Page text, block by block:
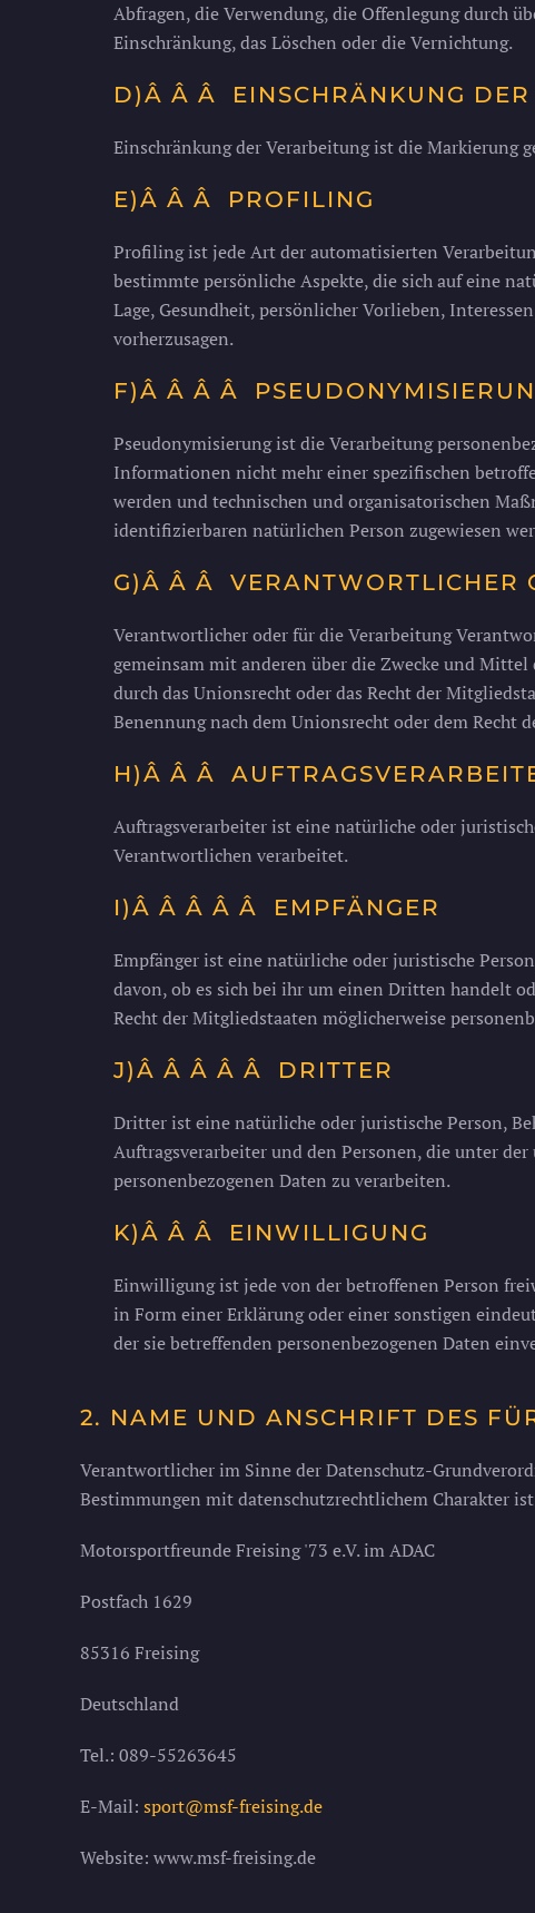
Abfragen, die Verwendung, die Offenlegung durch
Einschränkung, das Löschen oder die Vernichtung.
D)Â Â Â EINSCHRÄNKUNG DER
Einschränkung der Verarbeitung ist die Markierung
E)Â Â Â PROFILING
Profiling ist jede Art der automatisierten
bestimmte persönliche Aspekte, die sich auf eine
Lage, Gesundheit, persönlicher Vorlieben,
vorherzusagen.
F)Â Â Â Â
Pseudonymisierung ist die Verarbeitung
Informationen nicht mehr einer spezifischen
werden und technischen und organisatorischen
identifizierbaren natürlichen Person zugewiesen
G)Â Â Â VERANTWORTLICHER
Verantwortlicher oder für die Verarbeitung
gemeinsam mit anderen über die Zwecke und
durch das Unionsrecht oder das Recht der
Benennung nach dem Unionsrecht oder dem Recht
H)Â Â Â
Auftragsverarbeiter ist eine natürliche oder
Verantwortlichen verarbeitet.
I)Â Â Â Â Â EMPFÄNGER
Empfänger ist eine natürliche oder juristische
davon, ob es sich bei ihr um einen Dritten handelt
Recht der Mitgliedstaaten möglicherweise
J)Â Â Â Â Â DRITTER
Dritter ist eine natürliche oder juristische Person,
Auftragsverarbeiter und den Personen, die unter
personenbezogenen Daten zu verarbeiten.
K)Â Â Â EINWILLIGUNG
Einwilligung ist jede von der betroffenen Person
in Form einer Erklärung oder einer sonstigen
der sie betreffenden personenbezogenen Daten
2. NAME UND ANSCHRIFT DES
Verantwortlicher im Sinne der Datenschutz-
Bestimmungen mit datenschutzrechtlichem Charakter
Motorsportfreunde Freising '73 e.V. im ADAC
Postfach 1629
85316 Freising
Deutschland
Tel.: 089-55263645
E-Mail: sport@msf-freising.de
Website: www.msf-freising.de